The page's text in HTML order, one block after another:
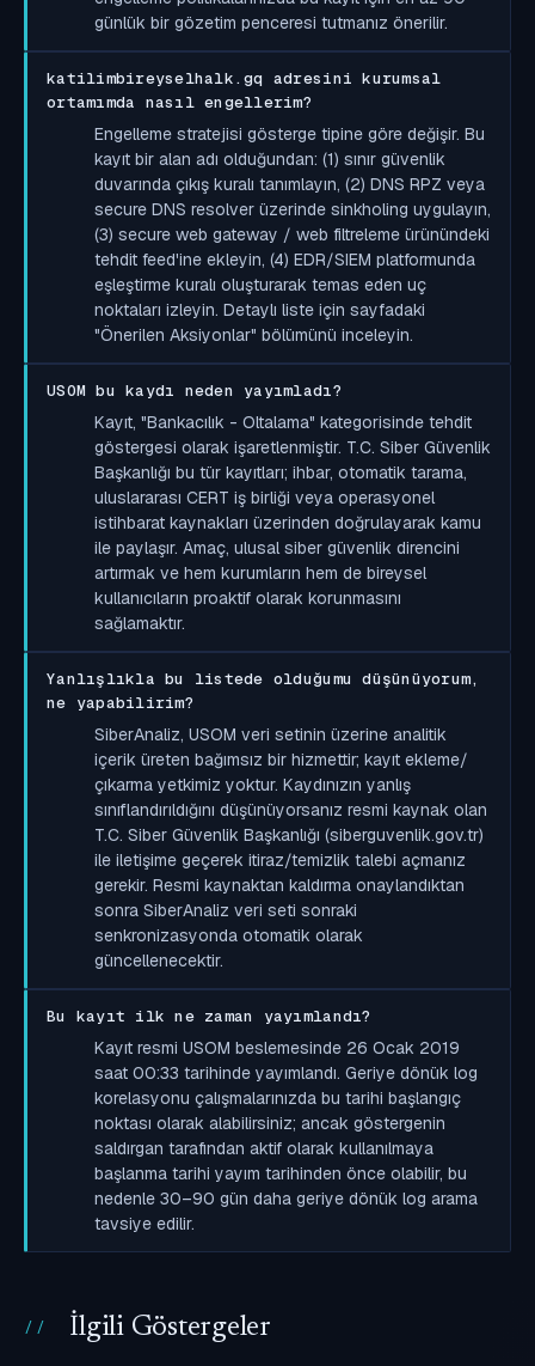
günlük bir gözetim penceresi tutmanız önerilir.
katilimbireyselhalk.gq adresini kurumsal
ortamımda nasıl engellerim?
Engelleme stratejisi gösterge tipine göre değişir. Bu
kayıt bir alan adı olduğundan: (1) sınır güvenlik
duvarında çıkış kuralı tanımlayın, (2) DNS RPZ veya
secure DNS resolver üzerinde sinkholing uygulayın,
(3) secure web gateway / web filtreleme ürünündeki
tehdit feed'ine ekleyin, (4) EDR/SIEM platformunda
eşleştirme kuralı oluşturarak temas eden uç
noktaları izleyin. Detaylı liste için sayfadaki
"Önerilen Aksiyonlar" bölümünü inceleyin.
USOM bu kaydı neden yayımladı?
Kayıt, "Bankacılık - Oltalama" kategorisinde tehdit
göstergesi olarak işaretlenmiştir. T.C. Siber Güvenlik
Başkanlığı bu tür kayıtları; ihbar, otomatik tarama,
uluslararası CERT iş birliği veya operasyonel
istihbarat kaynakları üzerinden doğrulayarak kamu
ile paylaşır. Amaç, ulusal siber güvenlik direncini
artırmak ve hem kurumların hem de bireysel
kullanıcıların proaktif olarak korunmasını
sağlamaktır.
Yanlışlıkla bu listede olduğumu düşünüyorum,
ne yapabilirim?
SiberAnaliz, USOM veri setinin üzerine analitik
içerik üreten bağımsız bir hizmettir; kayıt ekleme/
çıkarma yetkimiz yoktur. Kaydınızın yanlış
sınıflandırıldığını düşünüyorsanız resmi kaynak olan
T.C. Siber Güvenlik Başkanlığı (siberguvenlik.gov.tr)
ile iletişime geçerek itiraz/temizlik talebi açmanız
gerekir. Resmi kaynaktan kaldırma onaylandıktan
sonra SiberAnaliz veri seti sonraki
senkronizasyonda otomatik olarak
güncellenecektir.
Bu kayıt ilk ne zaman yayımlandı?
Kayıt resmi USOM beslemesinde 26 Ocak 2019
saat 00:33 tarihinde yayımlandı. Geriye dönük log
korelasyonu çalışmalarınızda bu tarihi başlangıç
noktası olarak alabilirsiniz; ancak göstergenin
saldırgan tarafından aktif olarak kullanılmaya
başlanma tarihi yayım tarihinden önce olabilir, bu
nedenle 30–90 gün daha geriye dönük log arama
tavsiye edilir.
İlgili Göstergeler